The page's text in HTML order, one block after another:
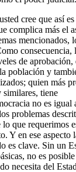
cree que así es
complica más el
mencionados,
consecuencia,
de aprobación,
población y
quien más
similares, tiene
no es igual
problemas
que requerimos
Y en ese aspecto
es clave. Sin un
no es posible
necesita del